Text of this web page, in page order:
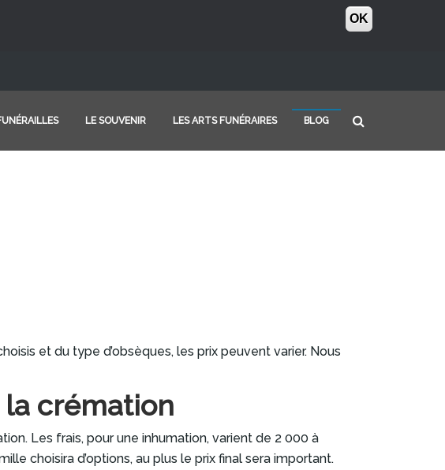
OK
LE SOUVENIR LES ARTS FUNÉRAIRES BLOG
et du type d’obsèques, les prix peuvent varier. Nous
la crémation
Les frais, pour une inhumation, varient de 2 000 à
choisira d’options, au plus le prix final sera important.